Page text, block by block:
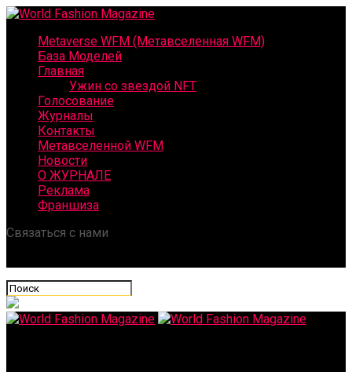
Metaverse WFM (Метавселенная WFM)
База Моделей
Главная
Ужин со звездой NFT
Голосование
Журналы
Контакты
Метавселенной WFM
Новости
О ЖУРНАЛЕ
Реклама
Франшиза
Связаться с нами